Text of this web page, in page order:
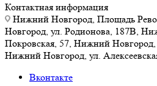
Контактная информация
Нижний Новгород, Площадь
Новгород, ул. Родионова, 187В,
Покровская, 57, Нижний
Нижний Новгород, ул.
Вконтакте